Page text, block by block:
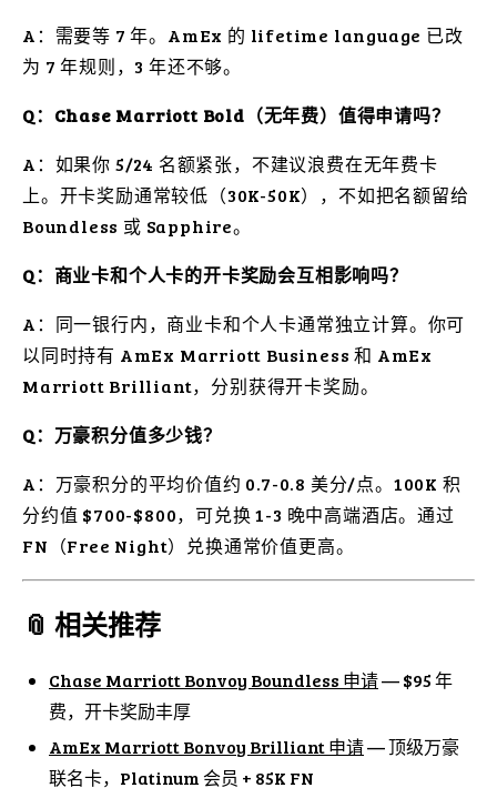
A：需要等 7 年。AmEx 的 lifetime language 已改
为 7 年规则，3 年还不够。
Q：Chase Marriott Bold（无年费）值得申请吗？
A：如果你 5/24 名额紧张，不建议浪费在无年费卡
上。开卡奖励通常较低（30K-50K），不如把名额留给
Boundless 或 Sapphire。
Q：商业卡和个人卡的开卡奖励会互相影响吗？
A：同一银行内，商业卡和个人卡通常独立计算。你可
以同时持有 AmEx Marriott Business 和 AmEx
Marriott Brilliant，分别获得开卡奖励。
Q：万豪积分值多少钱？
A：万豪积分的平均价值约 0.7-0.8 美分/点。100K 积
分约值 $700-$800，可兑换 1-3 晚中高端酒店。通过
FN（Free Night）兑换通常价值更高。
📎 相关推荐
Chase Marriott Bonvoy Boundless 申请— $95 年
费，开卡奖励丰厚
AmEx Marriott Bonvoy Brilliant 申请— 顶级万豪
联名卡，Platinum 会员 + 85K FN